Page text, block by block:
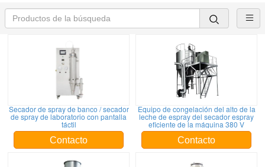
Secador de spray de banco / secador
de spray de laboratorio con pantalla
táctil
Contacto
Equipo de congelación del alto de la
leche de espray del secador espray
eficiente de la máquina 380 V
Contacto